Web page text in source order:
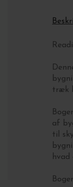
træk
af
til
hvad